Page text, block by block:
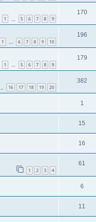
1 5 6 7 8 9
170
1 … 6 7 8 9 10
196
1 5 6 7 8 9
179
16 17 18 19 20
382
1
15
16
1 2 3 4
61
6
11